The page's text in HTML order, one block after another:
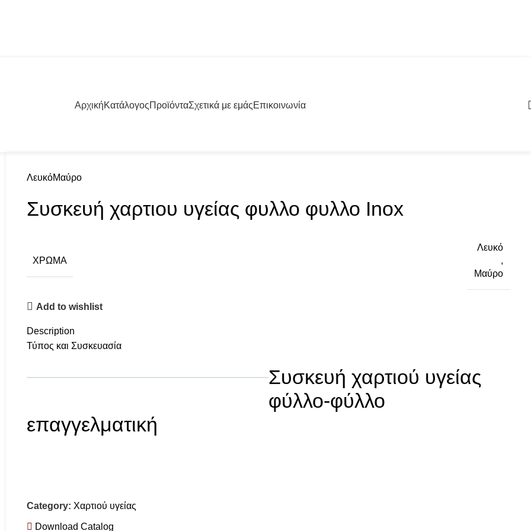
ΑρχικήΚατάλογοςΠροϊόνταΣχετικά με εμάςΕπικοινωνία
ΛευκόΜαύρο
Συσκευή χαρτιου υγείας φυλλο φυλλο Inox
ΧΡΏΜΑ
Λευκό
,
Μαύρο
Add to wishlist
Description
Τύπος και Συσκευασία
Συσκευή χαρτιού υγείας
φύλλο-φύλλο
επαγγελματική
Category: Χαρτιού υγείας
Download Catalog